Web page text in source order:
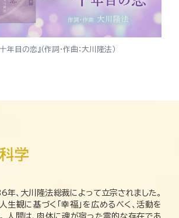
年目の恋』（作詞・作曲：大川隆法）
、大川隆法総裁によって立宗されました。
生観に基づく「幸福」を広めるべく、活動を
人間は、肉体に魂が宿った霊的な存在であ